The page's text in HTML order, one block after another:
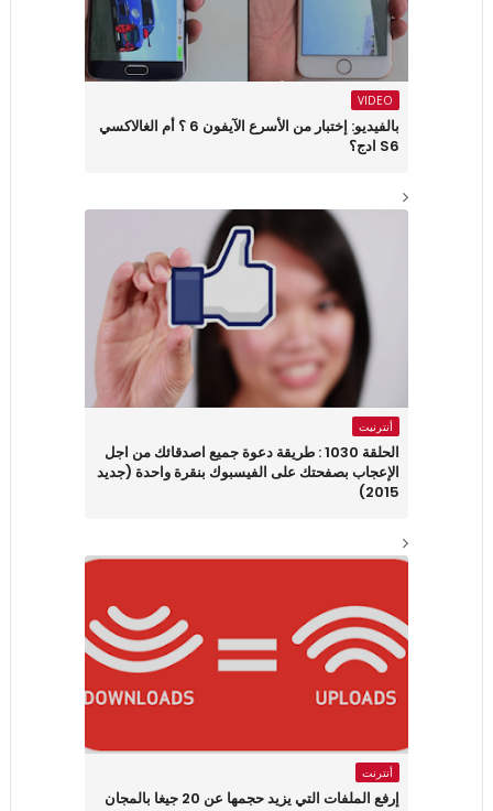
VIDEO
بالفيديو: إختبار من الأسرع الآيفون 6 ؟ أم الغالاكسي
S6 ادج؟
أنترنيت
الحلقة 1030 : طريقة دعوة جميع اصدقائك من اجل
الإعجاب بصفحتك على الفيسبوك بنقرة واحدة (جديد
2015)
أنترنت
إرفع الملفات التي يزيد حجمها عن 20 جيغا بالمجان